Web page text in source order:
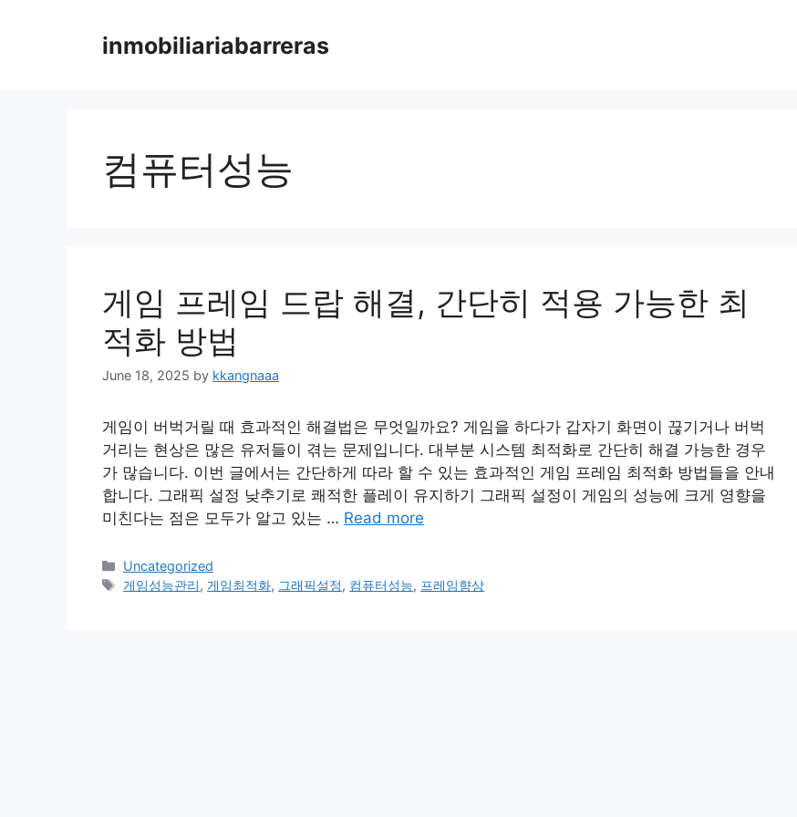
inmobiliariabarreras
컴퓨터성능
게임 프레임 드랍 해결, 간단히 적용 가능한 최
적화 방법
June 18, 2025 by kkangnaaa
게임이 버벅거릴 때 효과적인 해결법은 무엇일까요? 게임을 하다가 갑자기 화면이 끊기거나 버벅
거리는 현상은 많은 유저들이 겪는 문제입니다. 대부분 시스템 최적화로 간단히 해결 가능한 경우
가 많습니다. 이번 글에서는 간단하게 따라 할 수 있는 효과적인 게임 프레임 최적화 방법들을 안내
합니다. 그래픽 설정 낮추기로 쾌적한 플레이 유지하기 그래픽 설정이 게임의 성능에 크게 영향을
미친다는 점은 모두가 알고 있는 … Read more
Categories
Uncategorized
Tags
게임성능관리, 게임최적화, 그래픽설정, 컴퓨터성능, 프레임향상